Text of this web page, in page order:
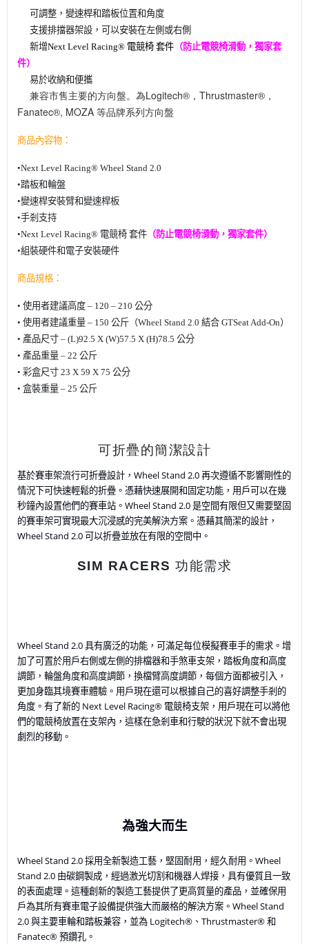
可調整，變速桿和踏板位置和角度
支援排擋器架設，可以安裝在左側或右側
新增Next Level Racing® 電競椅 套件 （防止電競椅滑動，獨家套
件）
易於收納和便攜
兼容市售主要的方向盤。為Logitech®，Thrustmaster®，
Fanatec®, MOZA 等品牌系列方向盤
商品內容物：
•Next Level Racing® Wheel Stand 2.0
•踏板和輪盤
•變速桿安裝臂和變速桿板
•手剎支持
•Next Level Racing® 電競椅 套件 （防止電競椅滑動，獨家套件）
•組裝硬件和電子安裝硬件
商品規格：
• 使用者建議高度 – 120 – 210 公分
• 使用者建議重量 – 150 公斤 （Wheel Stand 2.0 結合 GTSeat Add-On）
• 產品尺寸 – (L)92.5 X (W)57.5 X (H)78.5 公分
• 產品重量 – 22 公斤
• 彩盒尺寸 23 X 59 X 75 公分
• 盒裝重量 – 25 公斤
可折疊的簡潔設計
基於賽車架流行可折疊設計， Wheel Stand 2.0 再次遵循不影響剛性的
情況下可快速輕鬆的折疊。憑藉快速展開和固定功能，用戶可以在幾
秒鐘內設置他們的賽車站。Wheel Stand 2.0 是空間有限但又需要堅固
的賽車架可實現最大沉浸感的完美解決方案。憑藉其簡潔的設計，
Wheel Stand 2.0 可以折疊並放在有限的空間中。
SIM RACERS 功能需求
Wheel Stand 2.0 具有廣泛的功能，可滿足每位模擬賽車手的需求。增
加了可置於用戶右側或左側的排檔器和手煞車支架，踏板角度和高度
調節，輪盤角度和高度調節，換檔臂高度調節，每個方面都被引入，
更加身臨其境賽車體驗。用戶現在還可以根據自己的喜好調整手剎的
角度。有了新的 Next Level Racing® 電競椅支架，用戶現在可以將他
們的電競椅放置在支架內，這樣在急剎車和行駛的狀況下就不會出現
劇烈的移動。
為強大而生
Wheel Stand 2.0 採用全新製造工藝，堅固耐用，經久耐用。Wheel
Stand 2.0 由碳鋼製成，經過激光切割和機器人焊接，具有優質且一致
的表面處理。這種創新的製造工藝提供了更高質量的產品，並確保用
戶為其所有賽車電子設備提供強大而嚴格的解決方案。Wheel Stand
2.0 與主要車輪和踏板兼容，並為 Logitech®、Thrustmaster® 和
Fanatec® 預鑽孔。